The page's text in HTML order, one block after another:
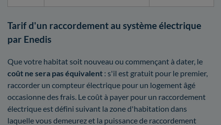
Tarif d'un raccordement au système électrique
par Enedis
Que votre habitat soit nouveau ou commençant à dater, le
coût ne sera pas équivalent : s'il est gratuit pour le premier,
raccorder un compteur électrique pour un logement âgé
occasionne des frais. Le coût à payer pour un raccordement
électrique est défini suivant la zone d'habitation dans
laquelle vous demeurez et la puissance de raccordement